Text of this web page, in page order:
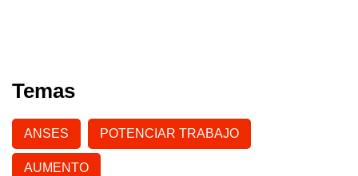
Temas
ANSES POTENCIAR TRABAJO
AUMENTO